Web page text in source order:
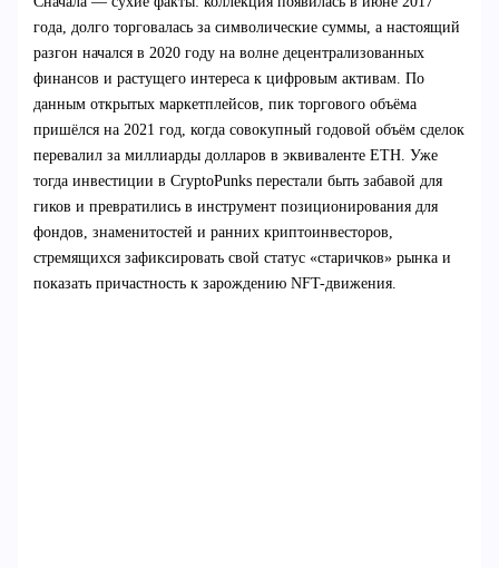
года, долго торговалась за символические суммы, а настоящий
разгон начался в 2020 году на волне децентрализованных
финансов и растущего интереса к цифровым активам. По
данным открытых маркетплейсов, пик торгового объёма
пришёлся на 2021 год, когда совокупный годовой объём сделок
перевалил за миллиарды долларов в эквиваленте ETH. Уже
тогда инвестиции в CryptoPunks перестали быть забавой для
гиков и превратились в инструмент позиционирования для
фондов, знаменитостей и ранних криптоинвесторов,
стремящихся зафиксировать свой статус «старичков» рынка и
показать причастность к зарождению NFT-движения.